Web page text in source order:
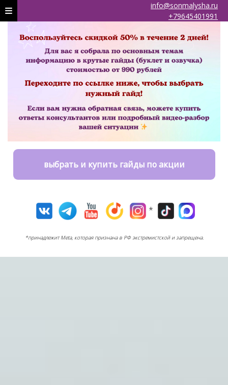
info@sonmalysha.ru
+79645401991
выбрать и купить гайды по акции
*
*принадлежит Meta, которая признана в РФ экстремистской и запрещена.